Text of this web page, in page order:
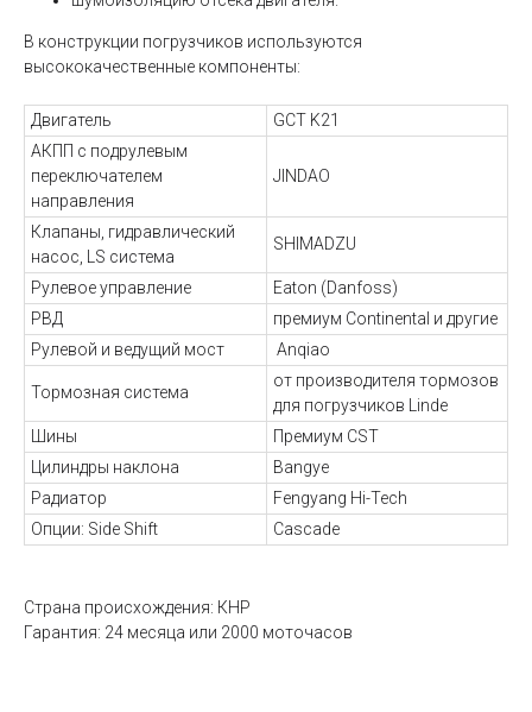
В конструкции погрузчиков используются
высококачественные компоненты:
Двигатель
GCT K21
АКПП с подрулевым
переключателем
направления
JINDAO
Клапаны, гидравлический
насос, LS система
SHIMADZU
Рулевое управление
Eaton (Danfoss)
РВД
премиум Continental и другие
Рулевой и ведущий мост
Anqiao
Тормозная система
от производителя тормозов
для погрузчиков Linde
Шины
Премиум CST
Цилиндры наклона
Bangye
Радиатор
Fengyang Hi-Tech
Опции: Side Shift
Cascade
Страна происхождения: КНР
Гарантия: 24 месяца или 2000 моточасов